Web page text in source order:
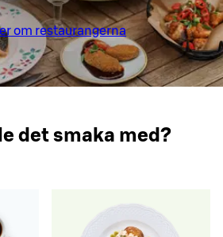
om restaurangerna
det smaka med?